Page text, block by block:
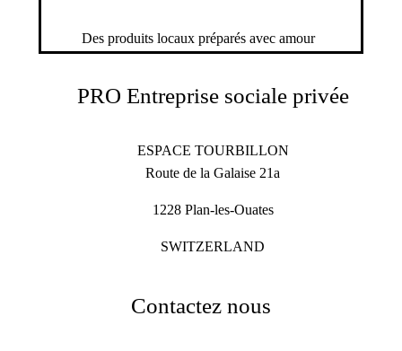
Des produits locaux préparés avec amour
PRO Entreprise sociale privée
ESPACE TOURBILLON
Route de la Galaise 21a
1228 Plan-les-Ouates
SWITZERLAND
Contactez nous